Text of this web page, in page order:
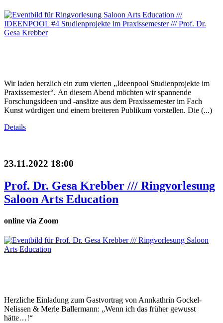
Wir laden herzlich ein zum vierten „Ideenpool Studienprojekte im
Praxissemester“. An diesem Abend möchten wir spannende
Forschungsideen und -ansätze aus dem Praxissemester im Fach
Kunst würdigen und einem breiteren Publikum vorstellen. Die (...)
Details
23.11.2022 18:00
Prof. Dr. Gesa Krebber /// Ringvorlesung
Saloon Arts Education
online via Zoom
Herzliche Einladung zum Gastvortrag von Annkathrin Gockel-
Nelissen & Merle Ballermann: „Wenn ich das früher gewusst
hätte…!“